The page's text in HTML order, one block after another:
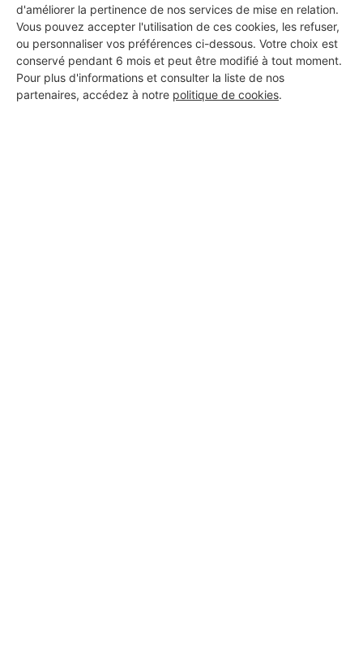
d'améliorer la pertinence de nos services de mise en relation.
Vous pouvez accepter l'utilisation de ces cookies, les refuser,
ou personnaliser vos préférences ci-dessous. Votre choix est
conservé pendant 6 mois et peut être modifié à tout moment.
Pour plus d'informations et consulter la liste de nos
partenaires, accédez à notre politique de cookies.
8 projets acceptés
16 ans d'expérience
Voir sa fiche